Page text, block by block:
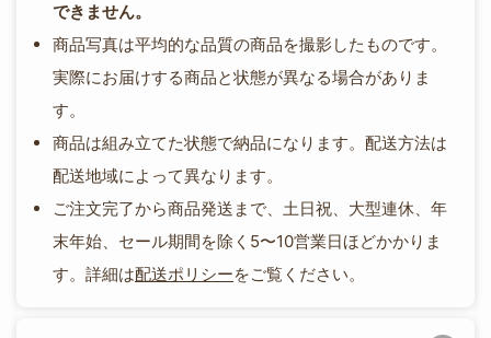
できません。
商品写真は平均的な品質の商品を撮影したものです。
実際にお届けする商品と状態が異なる場合がありま
す。
商品は組み立てた状態で納品になります。配送方法は
配送地域によって異なります。
ご注文完了から商品発送まで、土日祝、大型連休、年
末年始、セール期間を除く5〜10営業日ほどかかりま
す。詳細は配送ポリシーをご覧ください。